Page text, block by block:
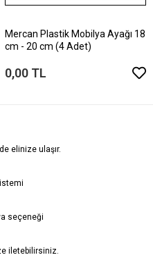
Mercan Plastik Mobilya Ayağı 18
cm - 20 cm (4 Adet)
0,00 TL
elinize ulaşır.
seçeneği
iletebilirsiniz.